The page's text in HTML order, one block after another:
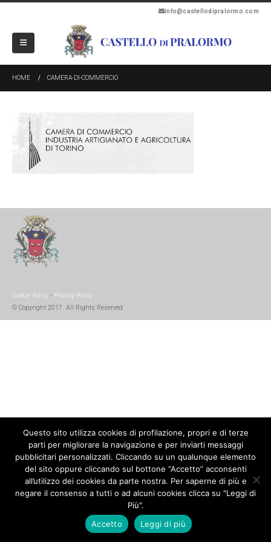
info@castellodipralormo.com
HOME CAMERA-DI-COMMERCIO
Cookie Policy - Privacy Policy
© Copyright 2017. All Rights Reserved.
Questo sito utilizza cookies di profilazione, propri e di terze
parti per migliorare la navigazione e per inviarti messaggi
pubblicitari personalizzati. Cliccando su un qualunque elemento
del sito oppure cliccando sul bottone “Accetto” acconsenti
all’utilizzo dei cookies da parte nostra. Per saperne di più e
negare il consenso a tutti o ad alcuni cookies clicca su "Leggi di
Più".
Accetto
Leggi di più